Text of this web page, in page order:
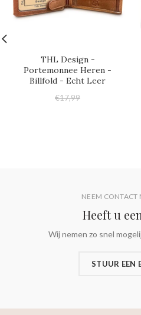
THL Design -
Portemonnee Heren -
Billfold - Echt Leer
€17,99
NEEM CONTACT
Heeft u
Wij nemen zo snel
STUUR EEN